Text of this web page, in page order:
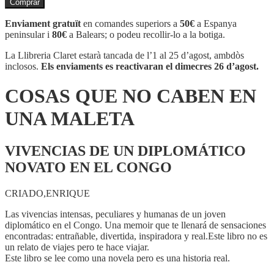
COSAS
QUE
NO
CABEN
EN
UNA
Comprar
Enviament gratuït en comandes superiors a 50€ a Espanya
peninsular i 80€ a Balears; o podeu recollir-lo a la botiga.
La Llibreria Claret estarà tancada de l’1 al 25 d’agost, ambdòs
inclosos. Els enviaments es reactivaran el dimecres 26 d’agost.
COSAS QUE NO CABEN EN
UNA MALETA
VIVENCIAS DE UN DIPLOMÁTICO
NOVATO EN EL CONGO
CRIADO,ENRIQUE
Las vivencias intensas, peculiares y humanas de un joven
diplomático en el Congo. Una memoir que te llenará de sensaciones
encontradas: entrañable, divertida, inspiradora y real.Este libro no es
un relato de viajes pero te hace viajar.
Este libro se lee como una novela pero es una historia real.